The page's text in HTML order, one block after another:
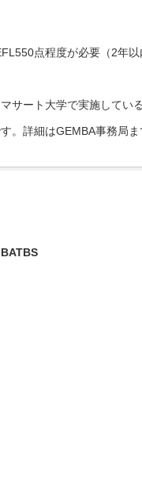
点程度が必要（2年
サート大学で実施してい
。詳細はGEMBA事務局